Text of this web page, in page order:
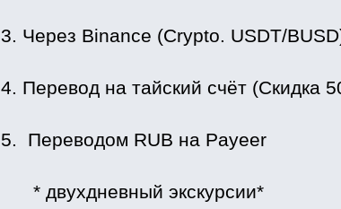
3. Через Binance (Crypto. USDT/
4. Перевод на тайский счёт (Скидка
5. Переводом RUB на Payeer
* двухдневный экскурсии*